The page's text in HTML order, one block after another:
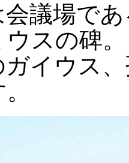
議場で
ウスの碑
ガイウス